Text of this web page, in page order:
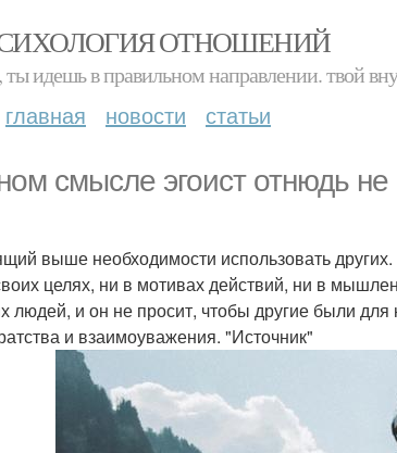
ОТНОШЕНИЙ
ты идешь в правильном направлении. твой
главная новости статьи
смысле эгоист отнюдь
выше необходимости использовать
целях, ни в мотивах действий, ни в
людей, и он не просит, чтобы другие были
и взаимоуважения. "Источник"